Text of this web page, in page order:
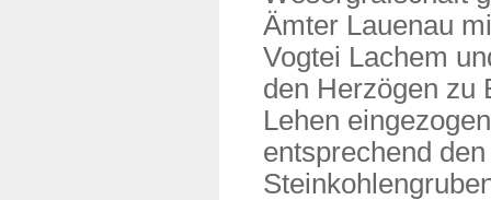
Ämter Lauenau
Vogtei Lachem
den Herzögen zu
Lehen
entsprechend